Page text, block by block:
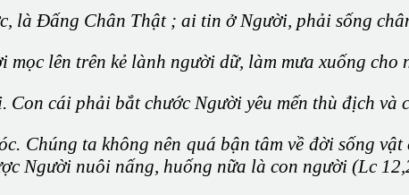
là Đấng Chân Thật ; ai tin ở Người, phải sống
lên trên kẻ lành người dữ, làm mưa xuống cho
cái phải bắt chước Người yêu mến thù địch và
Chúng ta không nên quá bận tâm về đời sống
Người nuôi nấng, huống nữa là con người (Lc